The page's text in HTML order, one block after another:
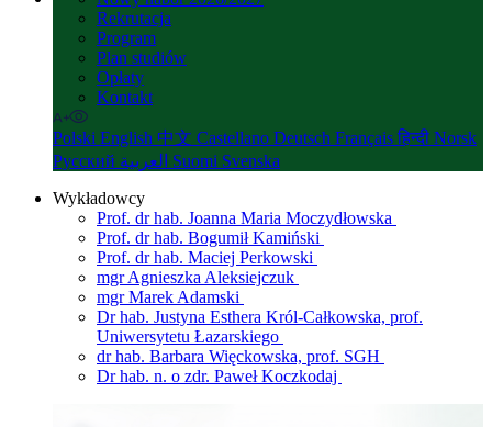
Rekrutacja
Program
Plan studiów
Opłaty
Kontakt
Polski English 中文 Castellano Deutsch Françaisहिन्दी Norsk
Русский
Suomi Svenska
Wykładowcy
Prof. dr hab. Joanna Maria Moczydłowska
Prof. dr hab. Bogumił Kamiński
Prof. dr hab. Maciej Perkowski
mgr Agnieszka Aleksiejczuk
mgr Marek Adamski
Dr hab. Justyna Esthera Król-Całkowska, prof.
Uniwersytetu Łazarskiego
dr hab. Barbara Więckowska, prof. SGH
Dr hab. n. o zdr. Paweł Koczkodaj